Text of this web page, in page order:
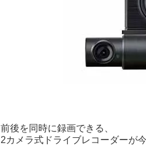
前後を同時に録画できる、
2カメラ式ドライブレコーダーが